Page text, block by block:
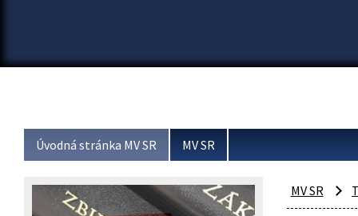
Úvodná stránka MV SR MV SR
MV SR